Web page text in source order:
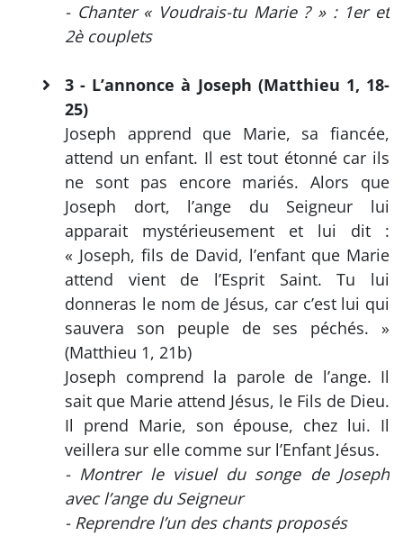
- Chanter « Voudrais-tu Marie ? » : 1er et
2è couplets
3 - L’annonce à Joseph (Matthieu 1, 18-
25)
Joseph apprend que Marie, sa fiancée,
attend un enfant. Il est tout étonné car ils
ne sont pas encore mariés. Alors que
Joseph dort, l’ange du Seigneur lui
apparait mystérieusement et lui dit :
« Joseph, fils de David, l’enfant que Marie
attend vient de l’Esprit Saint. Tu lui
donneras le nom de Jésus, car c’est lui qui
sauvera son peuple de ses péchés. »
(Matthieu 1, 21b)
Joseph comprend la parole de l’ange. Il
sait que Marie attend Jésus, le Fils de Dieu.
Il prend Marie, son épouse, chez lui. Il
veillera sur elle comme sur l’Enfant Jésus.
- Montrer le visuel du songe de Joseph
avec l’ange du Seigneur
- Reprendre l’un des chants proposés